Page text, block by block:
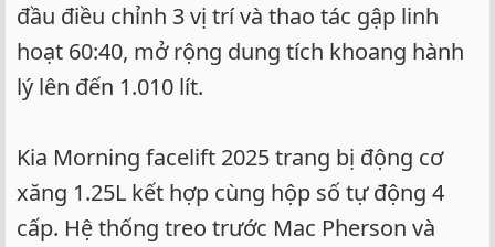
đầu điều chỉnh 3 vị trí và thao tác gập linh
hoạt 60:40, mở rộng dung tích khoang hành
lý lên đến 1.010 lít.
Kia Morning facelift 2025 trang bị động cơ
xăng 1.25L kết hợp cùng hộp số tự động 4
cấp. Hệ thống treo trước Mac Pherson và